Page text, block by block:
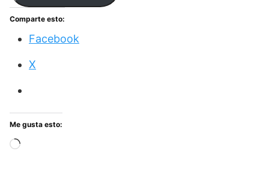
Comparte esto:
Facebook
X
Me gusta esto:
Cargando...